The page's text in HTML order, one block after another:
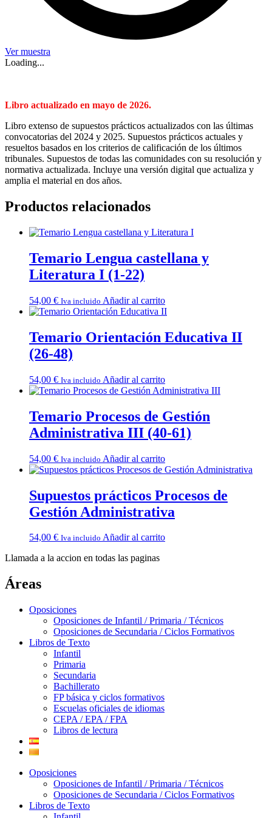
Ver muestra
Loading...
Libro actualizado en mayo de 2026.
Libro extenso de supuestos prácticos actualizados con las últimas
convocatorias del 2024 y 2025. Supuestos prácticos actuales y
resueltos basados en los criterios de calificación de los últimos
tribunales. Supuestos de todas las comunidades con su resolución y
normativa actualizada. Incluye una versión digital que actualiza y
amplia el material en dos años.
Productos relacionados
Temario Lengua castellana y
Literatura I (1-22)
54,00 € Iva incluido Añadir al carrito
Temario Orientación Educativa II
(26-48)
54,00 € Iva incluido Añadir al carrito
Temario Procesos de Gestión
Administrativa III (40-61)
54,00 € Iva incluido Añadir al carrito
Supuestos prácticos Procesos de
Gestión Administrativa
54,00 € Iva incluido Añadir al carrito
Llamada a la accion en todas las paginas
Áreas
Oposiciones
Oposiciones de Infantil / Primaria / Técnicos
Oposiciones de Secundaria / Ciclos Formativos
Libros de Texto
Infantil
Primaria
Secundaria
Bachillerato
FP básica y ciclos formativos
Escuelas oficiales de idiomas
CEPA / EPA / FPA
Libros de lectura
Oposiciones
Oposiciones de Infantil / Primaria / Técnicos
Oposiciones de Secundaria / Ciclos Formativos
Libros de Texto